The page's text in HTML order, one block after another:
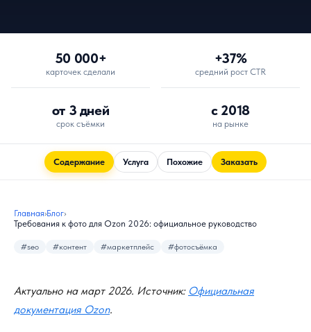
50 000+
карточек сделали
+37%
средний рост CTR
от 3 дней
срок съёмки
с 2018
на рынке
Содержание Услуга Похожие Заказать
Главная›Блог›
Требования к фото для Ozon 2026: официальное руководство
#seo #контент #маркетплейс #фотосъёмка
Актуально на март 2026. Источник: Официальная
документация Ozon.